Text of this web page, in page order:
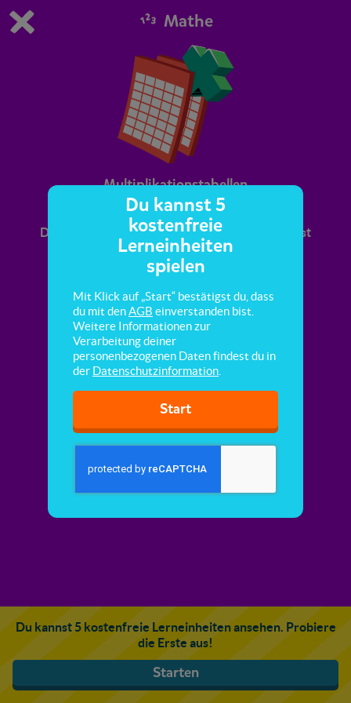
Du spielst die kostenfreie Testversion von scoyo.
Jetzt bestellen
0 1
Mathe
Multiplikationstabellen
Du ergänzt Tabellen für Malaufgaben und findest
die richtigen Aufgaben.
Du kannst 5 kostenfreie Lerneinheiten ansehen. Probiere
die Erste aus!
Starten
Du kannst 5
kostenfreie
Lerneinheiten
spielen
Mit Klick auf „Start“ bestätigst du, dass
du mit denAGB einverstanden bist.
Weitere Informationen zur
Verarbeitung deiner
personenbezogenen Daten findest du in
der Datenschutzinformation
Start